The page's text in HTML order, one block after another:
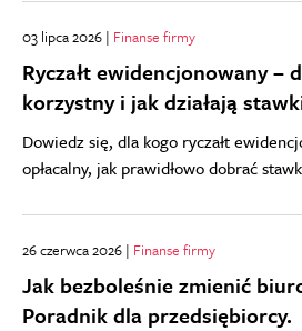
03 lipca 2026 | Finanse firmy
Ryczałt ewidencjonowany –
korzystny i jak działają
Dowiedz się, dla kogo ryczałt
opłacalny, jak prawidłowo dobrać
26 czerwca 2026 | Finanse firmy
Jak bezboleśnie zmienić
Poradnik dla przedsiębiorcy.